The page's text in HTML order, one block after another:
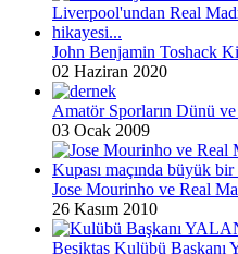
John Benjamin Toshack
02 Haziran 2020
Amatör Sporların Dünü
03 Ocak 2009
Jose Mourinho ve Real
26 Kasım 2010
Beşiktaş Kulübü